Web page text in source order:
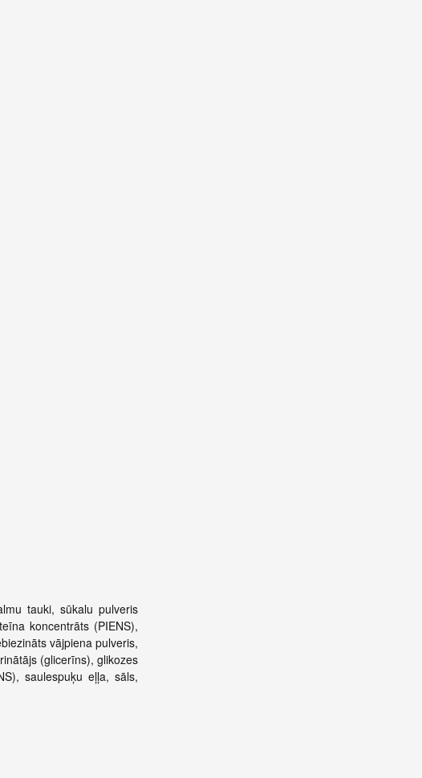
tauki, sūkalu pulveris
koncentrāts (PIENS),
vājpiena pulveris,
(glicerīns), glikozes
saulespuķu eļļa, sāls,